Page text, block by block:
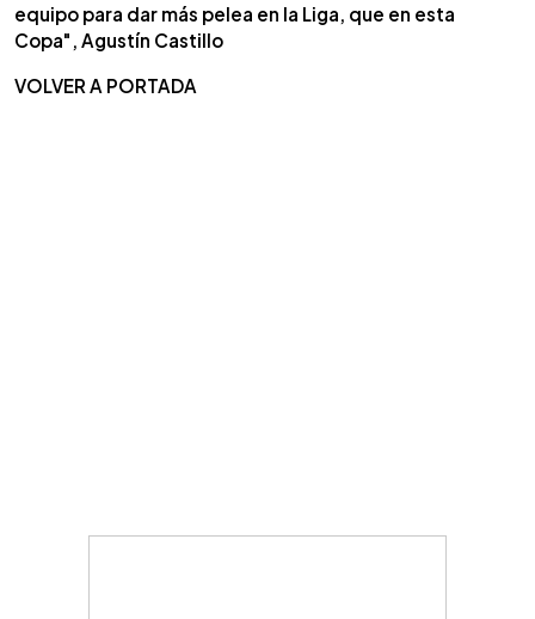
equipo para dar más pelea en la Liga, que en esta
Copa", Agustín Castillo
VOLVER A PORTADA